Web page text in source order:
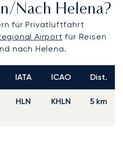
nach Helena?
für Privatluftfahrt
Airport für Reisen
nach Helena.
IATA ICAO Dist.
HLN KHLN 5 km